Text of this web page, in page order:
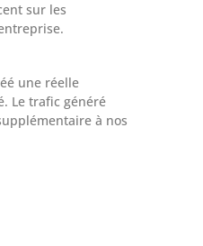
sur les
une réelle
Le trafic généré
à nos